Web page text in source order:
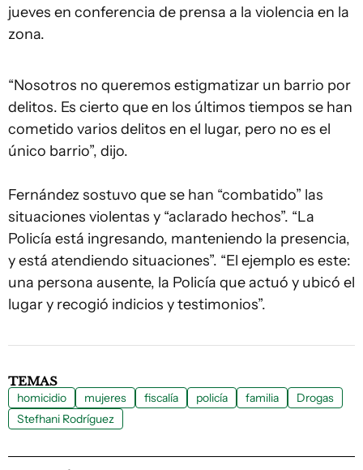
jueves en conferencia de prensa a la violencia en la
zona.
“Nosotros no queremos estigmatizar un barrio por
delitos. Es cierto que en los últimos tiempos se han
cometido varios delitos en el lugar, pero no es el
único barrio”, dijo.
Fernández sostuvo que se han “combatido” las
situaciones violentas y “aclarado hechos”. “La
Policía está ingresando, manteniendo la presencia,
y está atendiendo situaciones”. “El ejemplo es este:
una persona ausente, la Policía que actuó y ubicó el
lugar y recogió indicios y testimonios”.
TEMAS
homicidio mujeres fiscalía policía familia
Drogas
Stefhani Rodríguez